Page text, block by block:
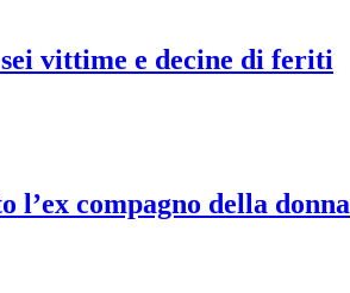
vittime e decine di feriti
l’ex compagno della donna